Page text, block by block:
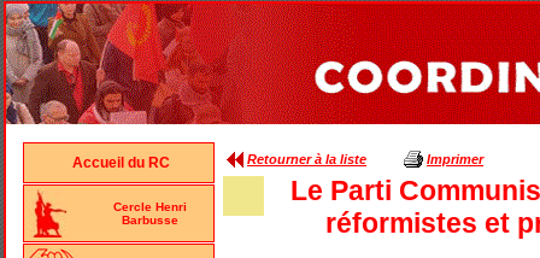
Accueil du RC
Cercle Henri
Barbusse
Retourner à la liste Imprimer
Le Parti
réformistes et